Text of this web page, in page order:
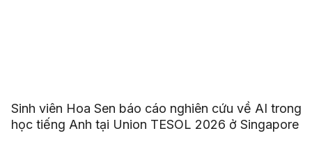
Sinh viên Hoa Sen báo cáo nghiên cứu về AI trong
học tiếng Anh tại Union TESOL 2026 ở Singapore